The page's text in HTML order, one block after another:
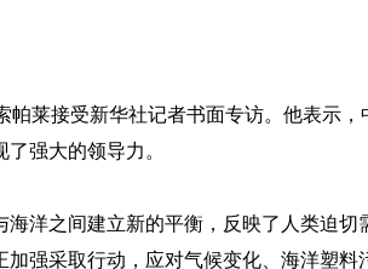
莱接受新华社记者书面专访。他表示，
强大的领导力。
洋之间建立新的平衡，反映了人类迫切
强采取行动，应对气候变化、海洋塑料